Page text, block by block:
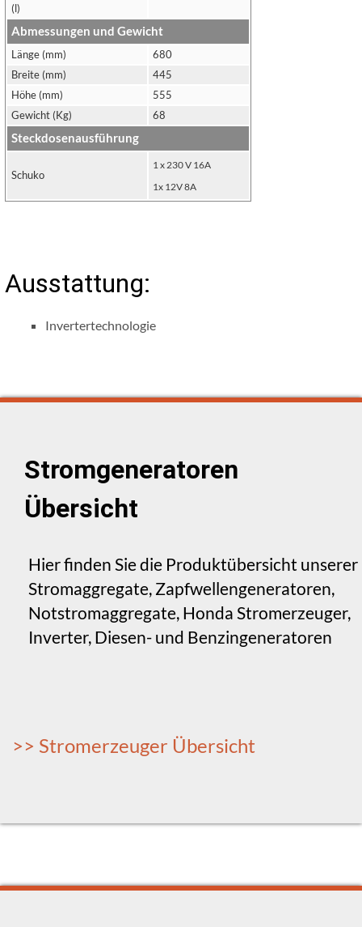
(l)
Abmessungen und Gewicht
Länge (mm)
680
Breite (mm)
445
Höhe (mm)
555
Gewicht (Kg)
68
Steckdosenausführung
Schuko
1 x 230 V 16A
1x 12V 8A
Ausstattung:
Invertertechnologie
Stromgeneratoren
Übersicht
Hier finden Sie die Produktübersicht unserer
Stromaggregate, Zapfwellengeneratoren,
Notstromaggregate, Honda Stromerzeuger,
Inverter, Diesen- und Benzingeneratoren
>> Stromerzeuger Übersicht